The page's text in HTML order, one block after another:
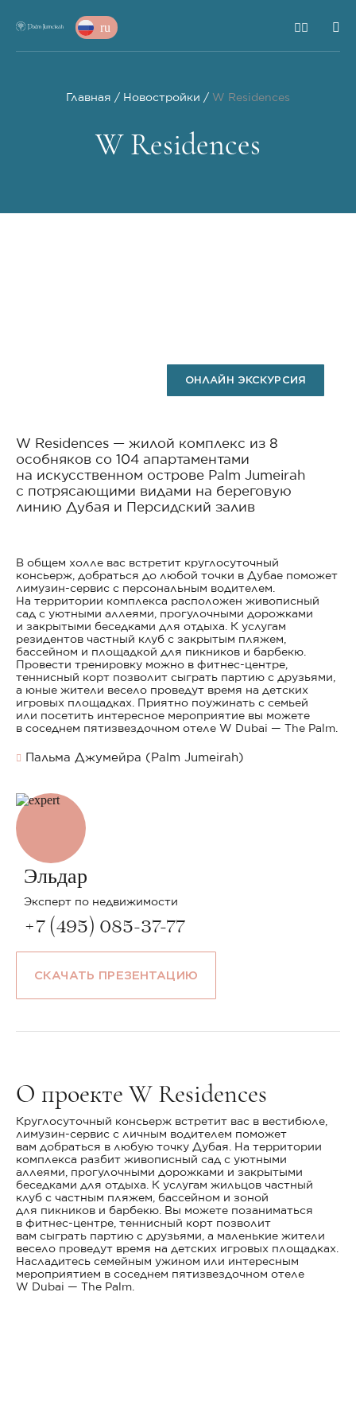
ru
Главная Новостройки W Residences
W Residences
ОНЛАЙН ЭКСКУРСИЯ
W Residences — жилой комплекс из 8
особняков со 104 апартаментами
на искусственном острове Palm Jumeirah
с потрясающими видами на береговую
линию Дубая и Персидский залив
В общем холле вас встретит круглосуточный
консьерж, добраться до любой точки в Дубае поможет
лимузин-сервис с персональным водителем.
На территории комплекса расположен живописный
сад с уютными аллеями, прогулочными дорожками
и закрытыми беседками для отдыха. К услугам
резидентов частный клуб с закрытым пляжем,
бассейном и площадкой для пикников и барбекю.
Провести тренировку можно в фитнес-центре,
теннисный корт позволит сыграть партию с друзьями,
а юные жители весело проведут время на детских
игровых площадках. Приятно поужинать с семьей
или посетить интересное мероприятие вы можете
в соседнем пятизвездочном отеле W Dubai — The Palm.
Пальма Джумейра (Palm Jumeirah)
Эльдар
Эксперт по недвижимости
+7 (495) 085-37-77
СКАЧАТЬ ПРЕЗЕНТАЦИЮ
О проекте W Residences
Круглосуточный консьерж встретит вас в вестибюле,
лимузин-сервис с личным водителем поможет
вам добраться в любую точку Дубая. На территории
комплекса разбит живописный сад с уютными
аллеями, прогулочными дорожками и закрытыми
беседками для отдыха. К услугам жильцов частный
клуб с частным пляжем, бассейном и зоной
для пикников и барбекю. Вы можете позаниматься
в фитнес-центре, теннисный корт позволит
вам сыграть партию с друзьями, а маленькие жители
весело проведут время на детских игровых площадках.
Насладитесь семейным ужином или интересным
мероприятием в соседнем пятизвездочном отеле
W Dubai — The Palm.